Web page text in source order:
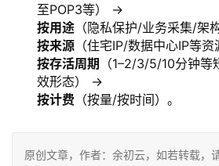
至POP3等） →
按用途 （隐私保护/业务采集/架
按来源 （住宅IP/数据中心IP等
按存活周期 （1–2/3/5/10分钟
效形态） →
按计费 （按量/按时间）。
原创文章，作者：余初云，如若转载，